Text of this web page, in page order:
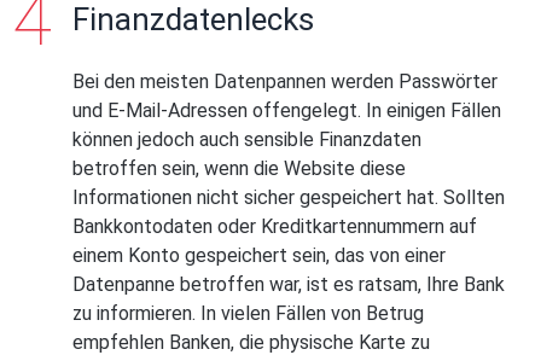
Finanzdatenlecks
Bei den meisten Datenpannen werden Passwörter
und E-Mail-Adressen offengelegt. In einigen Fällen
können jedoch auch sensible Finanzdaten
betroffen sein, wenn die Website diese
Informationen nicht sicher gespeichert hat. Sollten
Bankkontodaten oder Kreditkartennummern auf
einem Konto gespeichert sein, das von einer
Datenpanne betroffen war, ist es ratsam, Ihre Bank
zu informieren. In vielen Fällen von Betrug
empfehlen Banken, die physische Karte zu